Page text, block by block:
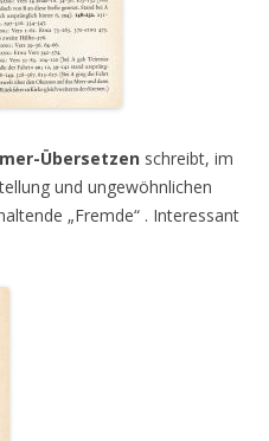
Übersetzen schreibt, im
und ungewöhnlichen
„Fremde“ . Interessant